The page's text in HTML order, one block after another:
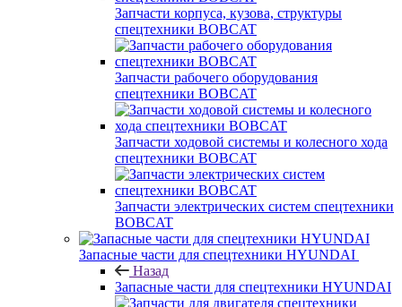
Запчасти корпуса, кузова, структуры
спецтехники BOBCAT
Запчасти рабочего оборудования
спецтехники BOBCAT
Запчасти ходовой системы и колесного хода
спецтехники BOBCAT
Запчасти электрических систем спецтехники
BOBCAT
Запасные части для спецтехники HYUNDAI
Назад
Запасные части для спецтехники HYUNDAI